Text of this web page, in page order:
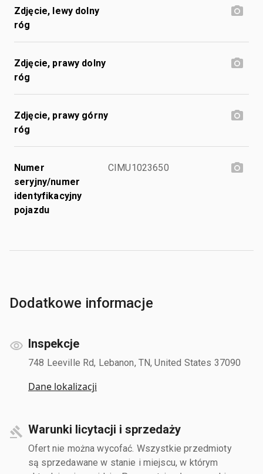
Zdjęcie, lewy dolny
róg
Zdjęcie, prawy dolny
róg
Zdjęcie, prawy górny
róg
Numer
seryjny/numer
identyfikacyjny
pojazdu
CIMU1023650
Dodatkowe informacje
Inspekcje
748 Leeville Rd, Lebanon, TN, United States 37090
Dane lokalizacji
Warunki licytacji i sprzedaży
Ofert nie można wycofać. Wszystkie przedmioty
są sprzedawane w stanie i miejscu, w którym